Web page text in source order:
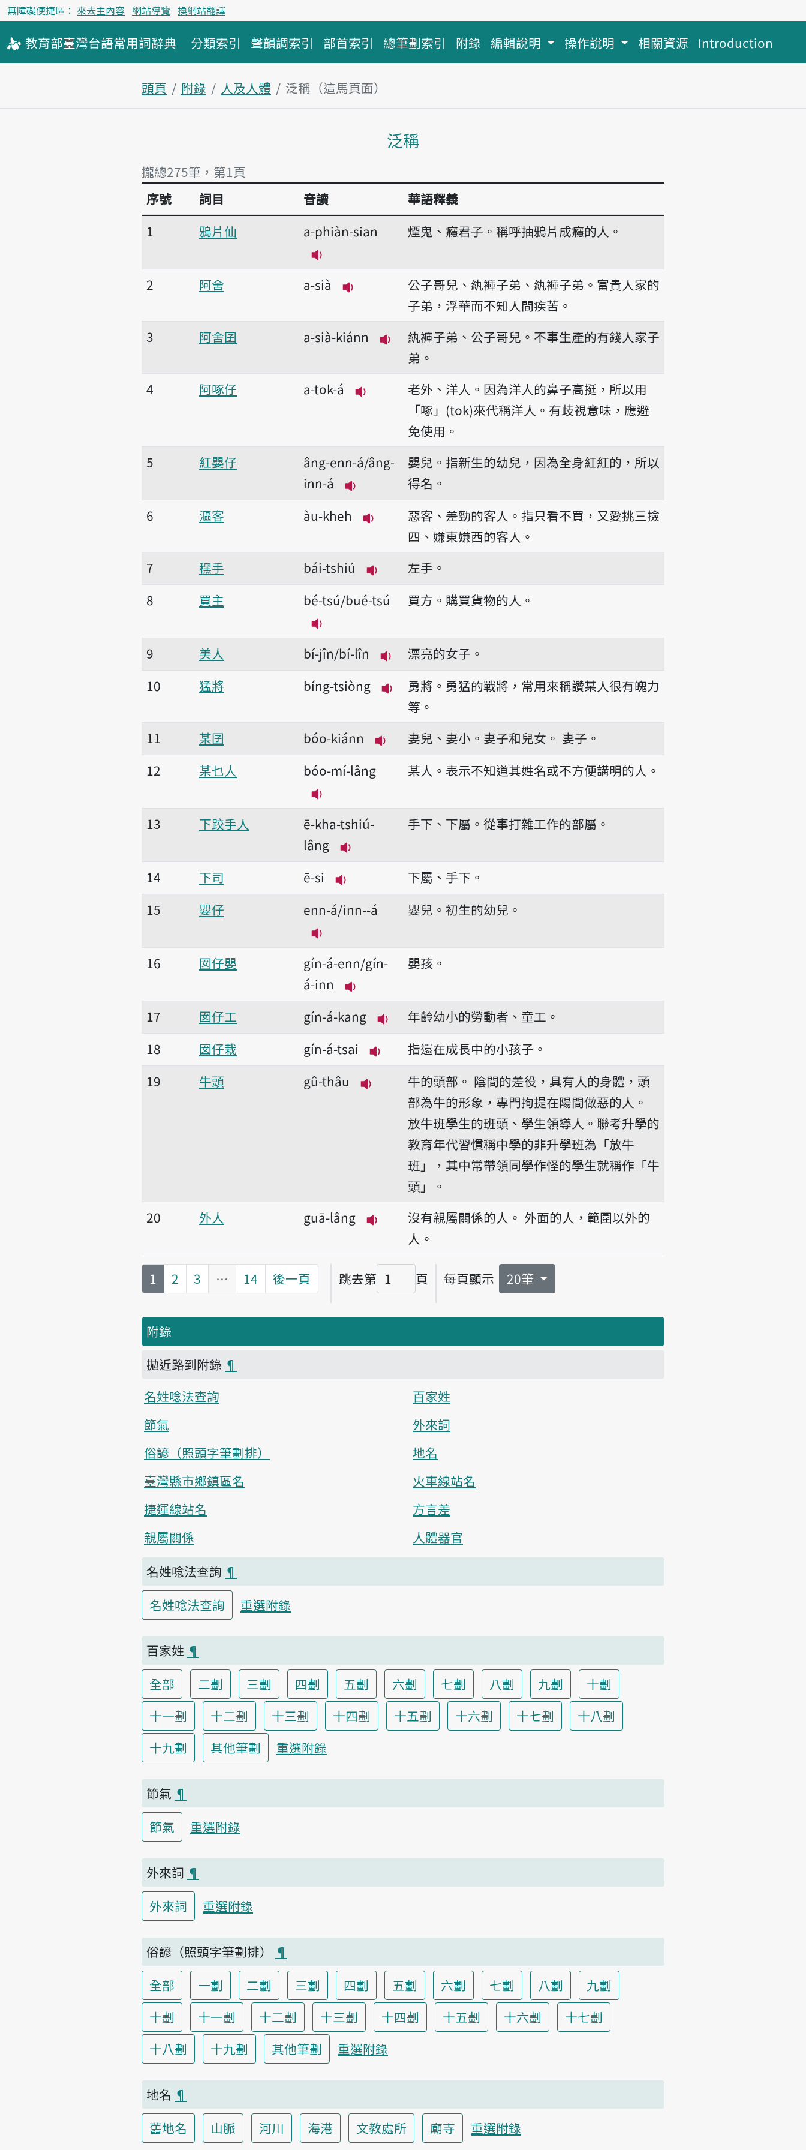
無障礙便捷區： 來去主內容 網站導覽 換網站翻譯
教育部臺灣台語常用詞辭典 分類索引 聲韻調索引 部首索引 總筆劃索引 附錄 編輯說明 操作說明 相關資源 Introduction
頭頁 附錄 人及人體
泛稱（這馬頁面）
泛稱
攏總275筆，第1頁
攏總275筆，第1頁
序號 詞目 音讀
華語釋義
1
鴉片仙 a-phiàn-sian
播放音讀a-phiàn-sian
煙鬼、癮君子。稱呼抽鴉片成癮的人。
2 阿舍
a-sià
播放音讀a-sià
公子哥兒、紈褲子弟、紈褲子弟。富貴人家的
子弟，浮華而不知人間疾苦。
3
阿舍囝
a-sià-kiánn
播放音讀a-sià-kiánn
紈褲子弟、公子哥兒。不事生產的有錢人家子
弟。
4
阿啄仔
a-tok-á
播放音讀a-tok-á
老外、洋人。因為洋人的鼻子高挺，所以用
「啄」(tok)來代稱洋人。有歧視意味，應避
免使用。
5
紅嬰仔
âng-enn-á/âng-
inn-á
播放音讀âng-enn-á/âng-inn-á
嬰兒。指新生的幼兒，因為全身紅紅的，所以
得名。
6
漚客
àu-kheh
播放音讀àu-kheh
惡客、差勁的客人。指只看不買，又愛挑三撿
四、嫌東嫌西的客人。
7
䆀手
bái-tshiú
播放音讀bái-tshiú
左手。
8
買主 bé-tsú/bué-tsú
播放音讀bé-tsú/bué-tsú
買方。購買貨物的人。
9 美人
bí-jîn/bí-lîn
播放音讀bí-jîn/bí-lîn
漂亮的女子。
10
猛將
bíng-tsiòng
播放音讀bíng-tsiòng
勇將。勇猛的戰將，常用來稱讚某人很有魄力
等。
11
某囝
bóo-kiánn
播放音讀bóo-kiánn
妻兒、妻小。妻子和兒女。 妻子。
12
某乜人 bóo-mí-lâng
播放音讀bóo-mí-lâng
某人。表示不知道其姓名或不方便講明的人。
13 下跤手人
ē-kha-tshiú-
lâng
播放音讀ē-kha-tshiú-lâng
手下、下屬。從事打雜工作的部屬。
14 下司
ē-si
播放音讀ē-si
下屬、手下。
15
嬰仔 enn-á/inn--á
播放音讀enn-á/inn--á
嬰兒。初生的幼兒。
16 囡仔嬰
gín-á-enn/gín-
á-inn
播放音讀gín-á-enn/gín-á-inn
嬰孩。
17 囡仔工
gín-á-kang
播放音讀gín-á-kang
年齡幼小的勞動者、童工。
18
囡仔栽
gín-á-tsai
播放音讀gín-á-tsai
指還在成長中的小孩子。
19
牛頭
gû-thâu
播放音讀gû-thâu
牛的頭部。 陰間的差役，具有人的身體，頭
部為牛的形象，專門拘提在陽間做惡的人。
放牛班學生的班頭、學生領導人。聯考升學的
教育年代習慣稱中學的非升學班為「放牛
班」，其中常帶領同學作怪的學生就稱作「牛
頭」。
20
外人
guā-lâng
播放音讀guā-lâng
沒有親屬關係的人。 外面的人，範圍以外的
人。
第
1 2 3 … 14 後一頁 跳去第
頁碼
頁 每頁顯示 20筆
附錄
拋近路到附錄 ¶
名姓唸法查詢
百家姓
節氣
外來詞
俗諺（照頭字筆劃排）
地名
臺灣縣市鄉鎮區名
火車線站名
捷運線站名
方言差
親屬關係
人體器官
名姓唸法查詢 ¶
名姓唸法查詢
重選附錄
百家姓 ¶
全部
二劃 三劃 四劃 五劃 六劃 七劃 八劃 九劃
十劃
十一劃
十二劃 十三劃 十四劃 十五劃 十六劃 十七劃
十八劃
十九劃
其他筆劃 重選附錄
節氣 ¶
節氣
重選附錄
外來詞 ¶
外來詞
重選附錄
俗諺（照頭字筆劃排）
¶
全部
一劃 二劃 三劃 四劃 五劃 六劃 七劃 八劃
九劃
十劃
十一劃 十二劃 十三劃 十四劃 十五劃 十六劃
十七劃
十八劃
十九劃 其他筆劃 重選附錄
地名 ¶
舊地名
山脈 河川 海港 文教處所 廟寺 重選附錄